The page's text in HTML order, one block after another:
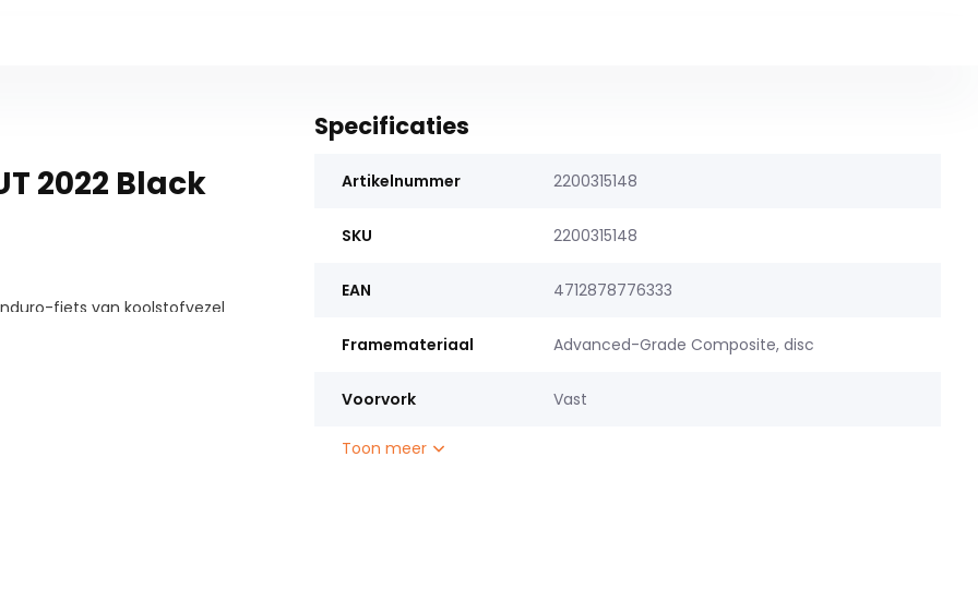
2022 Black
fiets van koolstofvezel
Het premium composiet
Specificaties
Artikelnummer 2200315148
SKU 2200315148
EAN 4712878776333
Framemateriaal Advanced-Grade Composite, disc
Voorvork Vast
Toon meer